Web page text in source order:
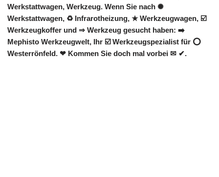
Werkstattwagen, Werkzeug. Wenn Sie nach ✺
Werkstattwagen, ♻ Infrarotheizung, ★ Werkzeugwagen, ☑️
Werkzeugkoffer und ⇒ Werkzeug gesucht haben: ➡️
Mephisto Werkzeugwelt, Ihr ☑️ Werkzeugspezialist für ⭕
Westerrönfeld. ❤ Kommen Sie doch mal vorbei ✉ ✔.